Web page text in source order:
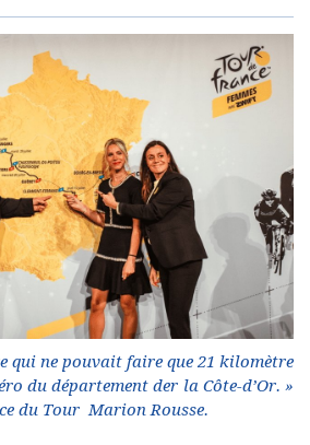
qui ne pouvait faire que 21 kilomètre
du département der la Côte-d’Or. »
du Tour Marion Rousse.